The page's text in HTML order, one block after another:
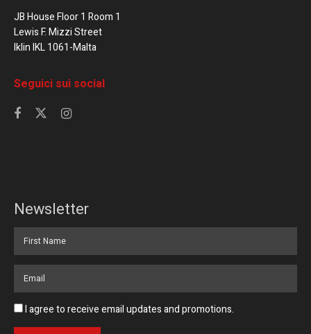
JB House Floor 1 Room 1
Lewis F. Mizzi Street
Iklin IKL 1061-Malta
Seguici sui social
Newsletter
I agree to receive email updates and promotions.